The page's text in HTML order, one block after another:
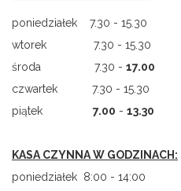
poniedziałek 7.30 - 15.30
wtorek 7.30 - 15.30
środa 7.30 - 17.00
czwartek 7.30 - 15.30
piątek 7.00 - 13.30
KASA CZYNNA W GODZINACH:
poniedziałek 8:00 - 14:00